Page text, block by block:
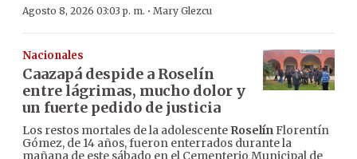
Agosto 8, 2026 03:03 p. m. · Mary Glezcu
Nacionales
Caazapá despide a Roselín
entre lágrimas, mucho dolor y
un fuerte pedido de justicia
Los restos mortales de la adolescente RoselínFlorentín
Gómez, de 14 años, fueron enterrados durante la
mañana de este sábado en el Cementerio Municipal de